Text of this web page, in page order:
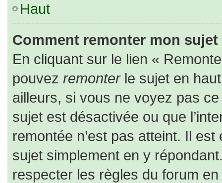
Haut
Comment remonter mon sujet
En cliquant sur le lien «
pouvez remonterle sujet en
ailleurs, si vous ne voyez pas
sujet est désactivée ou que
remontée n’est pas atteint. Il
sujet simplement en y
respecter les règles du forum